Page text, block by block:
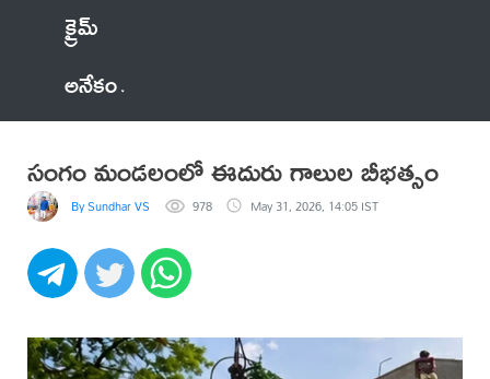
క్రైమ్
అనేకం
సంగం మండలంలో ఈదురు గాలుల బీభత్సం
By Sundhar VS 978 May 31, 2026, 14:05 IST